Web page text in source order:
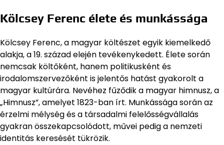
Kölcsey Ferenc élete és munkássága
Kölcsey Ferenc, a magyar költészet egyik kiemelkedő
alakja, a 19. század elején tevékenykedett. Élete során
nemcsak költőként, hanem politikusként és
irodalomszervezőként is jelentős hatást gyakorolt a
magyar kultúrára. Nevéhez fűződik a magyar himnusz, a
„Himnusz”, amelyet 1823-ban írt. Munkássága során az
érzelmi mélység és a társadalmi felelősségvállalás
gyakran összekapcsolódott, művei pedig a nemzeti
identitás keresését tükrözik.